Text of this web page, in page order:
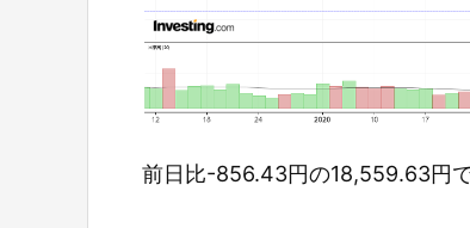
前日比-856.43円の18,559.63円で